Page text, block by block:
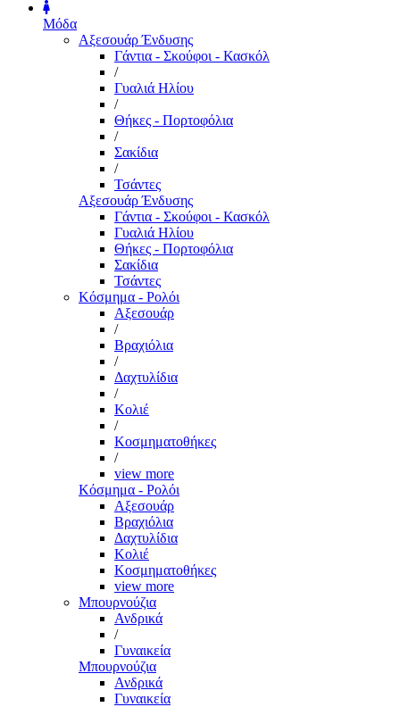
Μόδα
Αξεσουάρ Ένδυσης
Γάντια - Σκούφοι - Κασκόλ
/
Γυαλιά Ηλίου
/
Θήκες - Πορτοφόλια
/
Σακίδια
/
Τσάντες
Αξεσουάρ Ένδυσης
Γάντια - Σκούφοι - Κασκόλ
Γυαλιά Ηλίου
Θήκες - Πορτοφόλια
Σακίδια
Τσάντες
Κόσμημα - Ρολόι
Αξεσουάρ
/
Βραχιόλια
/
Δαχτυλίδια
/
Κολιέ
/
Κοσμηματοθήκες
/
view more
Κόσμημα - Ρολόι
Αξεσουάρ
Βραχιόλια
Δαχτυλίδια
Κολιέ
Κοσμηματοθήκες
view more
Μπουρνούζια
Ανδρικά
/
Γυναικεία
Μπουρνούζια
Ανδρικά
Γυναικεία